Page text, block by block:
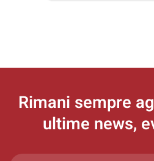
Rimani sempre
ultime news,